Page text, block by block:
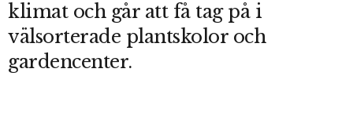
klimat och går att få tag på i
välsorterade plantskolor och
gardencenter.